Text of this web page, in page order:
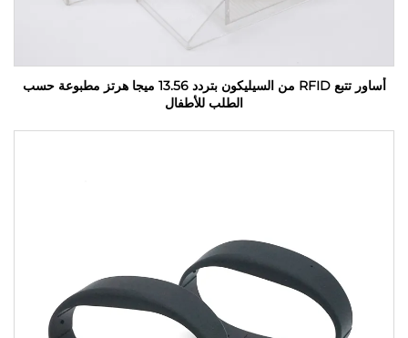
أساور تتبع RFID من السيليكون بتردد 13.56 ميجا هرتز مطبوعة حسب
الطلب للأطفال